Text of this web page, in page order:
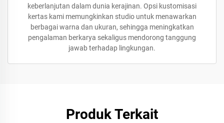
keberlanjutan dalam dunia kerajinan. Opsi kustomisasi
kertas kami memungkinkan studio untuk menawarkan
berbagai warna dan ukuran, sehingga meningkatkan
pengalaman berkarya sekaligus mendorong tanggung
jawab terhadap lingkungan.
Produk Terkait